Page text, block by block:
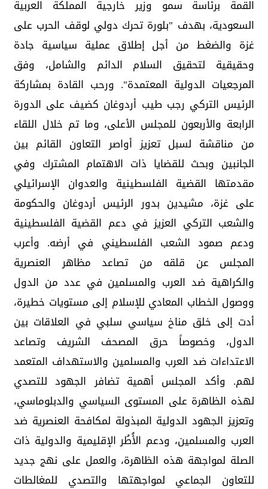
القمة برئاسة سمو وزير خارجية المملكة العربية
السعودية، بهدف "بلورة تحرك دولي لوقف الحرب على
غزة والضغط من أجل إطلاق عملية سياسية جادة
وحقيقية لتحقيق السلام الدائم والشامل، وفق
المرجعيات الدولية المعتمدة". ورحب القادة بمشاركة
الرئيس التركي رجب طيب أردوغان كضيف على الدورة
الرابعة والأربعون للمجلس الأعلى، وما تم خلال اللقاء
من مناقشة لسبل تعزيز أواصر التعاون القائم بين
الجانبين وبحث للقضايا ذات الاهتمام المشترك وفي
مقدمتها القضية الفلسطينية والعدوان الإسرائيلي
على غزة، مشيدين بدور الرئيس أردوغان والحكومة
والشعب التركي العزيز في دعم القضية الفلسطينية
ودعم صمود الشعب الفلسطيني في أرضه. وأعرب
المجلس عن قلقه من تصاعد مظاهر العنصرية
والكراهية ضد العرب والمسلمين في عدد من الدول
ووصول الخطاب المعادي للإسلام إلى مستويات خطيرة،
أدت إلى خلق مناخ سياسي سلبي في العلاقات بين
الدول، وخصوصاً حرق المصحف الشريف وتصاعد
الاعتداءات ضد العرب والمسلمين والاستهداف المتعمد
لهم. وأكد المجلس أهمية تضافر الجهود للتصدي
لهذه الظاهرة على المستوى السياسي والدبلوماسي،
وتعزيز الجهود الدولية المبذولة لمكافحة العنصرية ضد
العرب والمسلمين، ودعم الأُطُر الإقليمية والدولية ذات
الصلة لمواجهة هذه الظاهرة، والعمل على نهج جديد
للتعاون الجماعي لمواجهتها والتصدي للمغالطات